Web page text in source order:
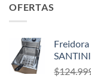
OFERTAS
SANTINI
$